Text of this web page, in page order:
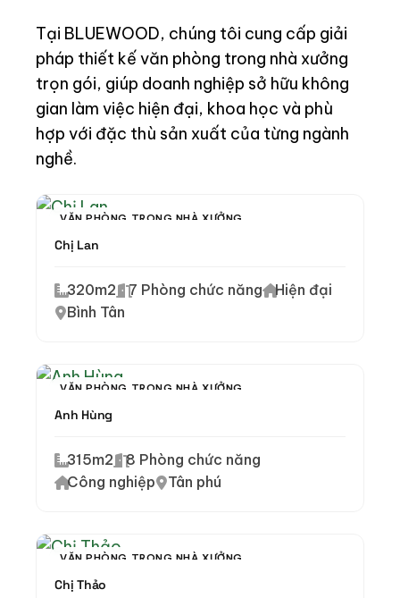
Tại BLUEWOOD, chúng tôi cung cấp giải
pháp thiết kế văn phòng trong nhà xưởng
trọn gói, giúp doanh nghiệp sở hữu không
gian làm việc hiện đại, khoa học và phù
hợp với đặc thù sản xuất của từng ngành
nghề.
VĂN PHÒNG TRONG NHÀ XƯỞNG
Chị Lan
320m2 7 Phòng chức năng
Hiện đại
Bình Tân
VĂN PHÒNG TRONG NHÀ XƯỞNG
Anh Hùng
315m2
8 Phòng chức năng
Công nghiệp
Tân phú
VĂN PHÒNG TRONG NHÀ XƯỞNG
Chị Thảo